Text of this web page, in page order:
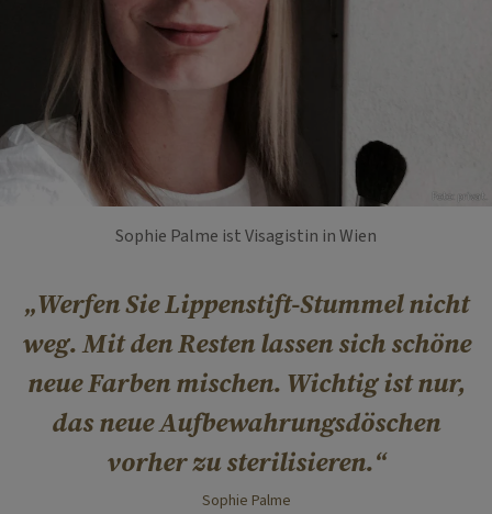
Foto: privat.
Sophie Palme ist Visagistin in Wien
Werfen Sie Lippenstift-Stummel nicht
weg. Mit den Resten lassen sich schöne
neue Farben mischen. Wichtig ist nur,
das neue Aufbewahrungsdöschen
vorher zu sterilisieren.
Sophie Palme